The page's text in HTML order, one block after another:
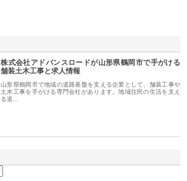
株式会社アドバンスロードが山形県鶴岡市で手がける
舗装土木工事と求人情報
山形県鶴岡市で地域の道路基盤を支える企業として、舗装工事や
土木工事を手がける専門会社があります。地域住民の生活を支え
る道…